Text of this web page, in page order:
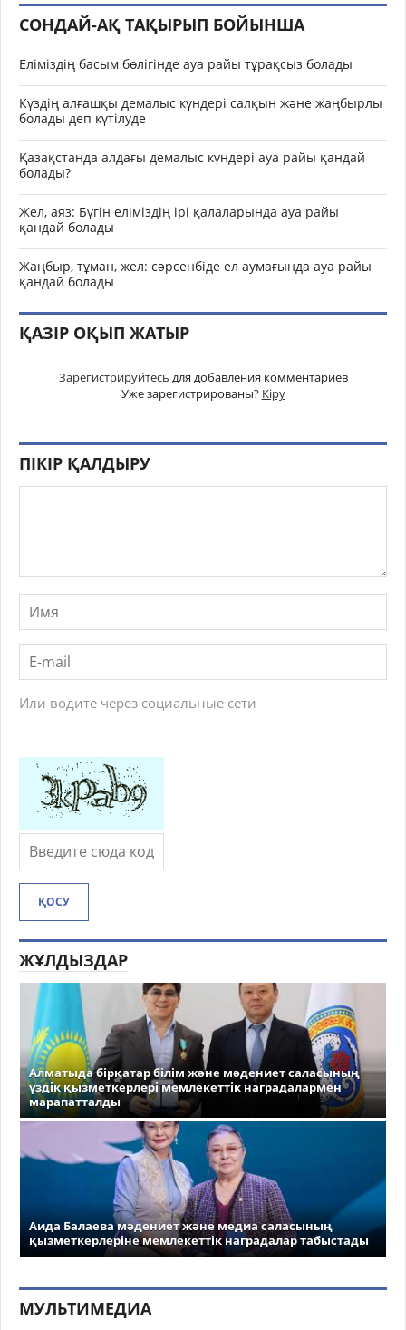
СОНДАЙ-АҚ ТАҚЫРЫП БОЙЫНША
Еліміздің басым бөлігінде ауа райы тұрақсыз болады
Күздің алғашқы демалыс күндері салқын және жаңбырлы
болады деп күтілуде
Қазақстанда алдағы демалыс күндері ауа райы қандай
болады?
Жел, аяз: Бүгін еліміздің ірі қалаларында ауа райы
қандай болады
Жаңбыр, тұман, жел: сәрсенбіде ел аумағында ауа райы
қандай болады
ҚАЗІР ОҚЫП ЖАТЫР
Зарегистрируйтесь для добавления комментариев
Уже зарегистрированы? Кіру
ПІКІР ҚАЛДЫРУ
Или водите через социальные сети
ҚОСУ
ЖҰЛДЫЗДАР
Алматыда бірқатар білім және мәдениет саласының
үздік қызметкерлері мемлекеттік наградалармен
марапатталды
Аида Балаева мәдениет және медиа саласының
қызметкерлеріне мемлекеттік наградалар табыстады
МУЛЬТИМЕДИА